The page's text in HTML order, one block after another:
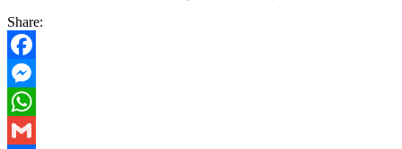
Share:
Facebook
Messenger
WhatsApp